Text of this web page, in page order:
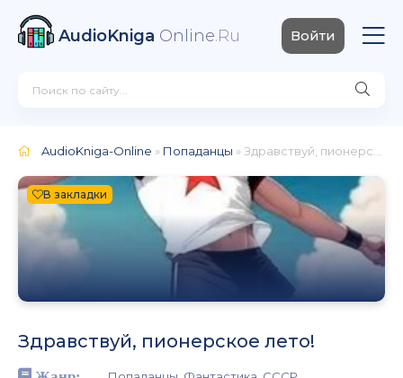
AudioKniga Online.Ru Войти
AudioKniga-Online » Попаданцы » Здравствуй, пионерское лето!
В закладки
Здравствуй, пионерское лето!